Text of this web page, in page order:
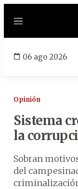
Menú
06 ago 2026
Opinión
Sistema
la
Sobran
del